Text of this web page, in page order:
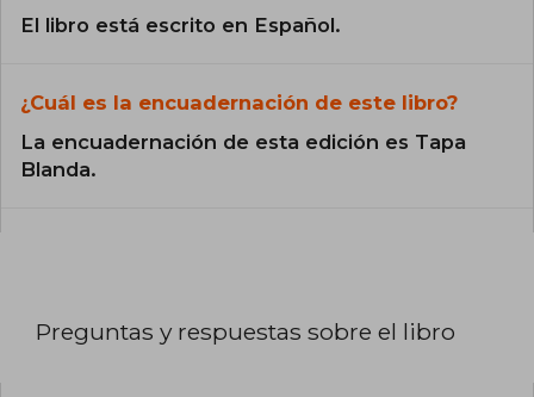
El libro está escrito en Español.
¿Cuál es la encuadernación de este libro?
La encuadernación de esta edición es Tapa
Blanda.
Preguntas y respuestas sobre el libro